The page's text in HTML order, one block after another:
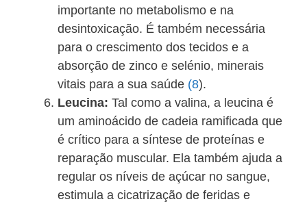
importante no metabolismo e na
desintoxicação. É também necessária
para o crescimento dos tecidos e a
absorção de zinco e selénio, minerais
vitais para a sua saúde (8).
Leucina: Tal como a valina, a leucina é
um aminoácido de cadeia ramificada que
é crítico para a síntese de proteínas e
reparação muscular. Ela também ajuda a
regular os níveis de açúcar no sangue,
estimula a cicatrização de feridas e